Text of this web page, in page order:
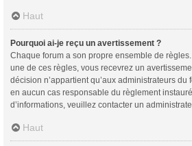
Haut
Pourquoi ai-je reçu un avertissement ?
Chaque forum a son propre ensemble de
une de ces règles, vous recevrez un
décision n’appartient qu’aux administrateurs du
en aucun cas responsable du règlement
d’informations, veuillez contacter un
Haut